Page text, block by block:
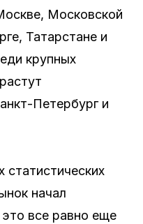
Московской
Татарстане и
крупных
Петербург и
статистических
начал
все равно еще